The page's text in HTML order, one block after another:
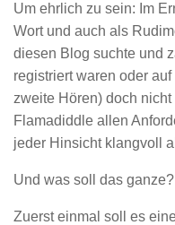
Um ehrlich zu sein: Im
Wort und auch als
diesen Blog suchte und
registriert waren oder
zweite Hören) doch
Flamadiddle allen
jeder Hinsicht klangvoll
Und was soll das ganze?
Zuerst einmal soll es